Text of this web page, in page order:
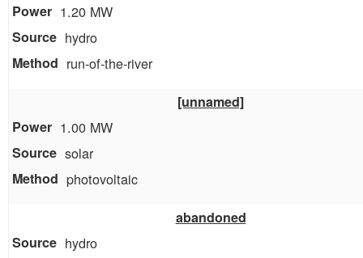
1.20 MW
hydro
run-of-the-river
[unnamed]
1.00 MW
solar
photovoltaic
abandoned
hydro